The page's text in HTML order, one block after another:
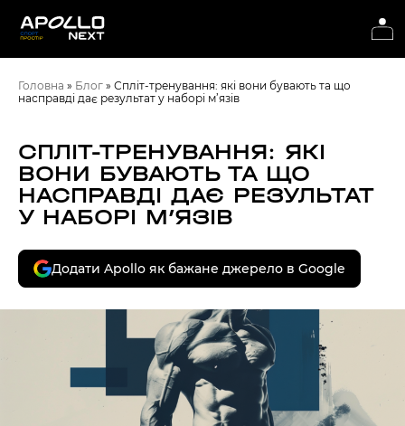
Головна » Блог » Спліт-тренування: які вони бувають та що
насправді дає результат у наборі м’язів
СПЛІТ-ТРЕНУВАННЯ: ЯКІ
ВОНИ БУВАЮТЬ ТА ЩО
НАСПРАВДІ ДАЄ РЕЗУЛЬТАТ
У НАБОРІ М’ЯЗІВ
Додати Apollo як бажане джерело в Google